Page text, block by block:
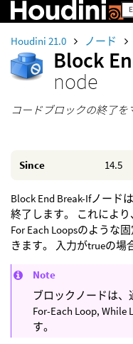
Houdini 21.0 ノード
Block
node
コードブロックの終了を
Since 14.5
Block End Break-Ifノード
終了します。 これによ
For Each Loopsのような
きます。 入力がtrueの場
Note
ブロックノードは、
For-Each Loop,
す。